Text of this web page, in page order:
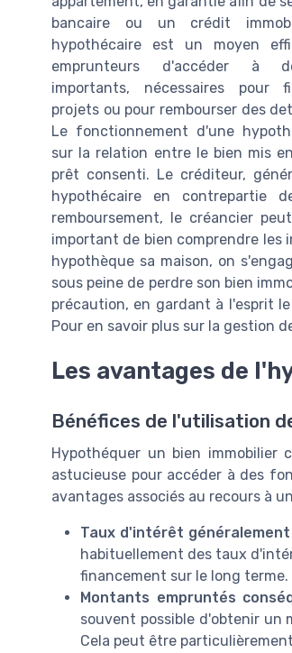
bancaire ou un crédit
hypothécaire est un moyen
emprunteurs d'accéder à
importants, nécessaires pour
projets ou pour rembourser des
Le fonctionnement d'une
sur la relation entre le bien mis
prêt consenti. Le créditeur,
hypothécaire en contrepartie
remboursement, le créancier
important de bien comprendre les
hypothèque sa maison, on
sous peine de perdre son bien
précaution, en gardant à l'esprit
Pour en savoir plus sur la gestion
Les avantages de
Bénéfices de l'utilisation
Hypothéquer un bien immobilier
astucieuse pour accéder à des
avantages associés au recours à
Taux d'intérêt généralement
habituellement des taux
financement sur le long terme.
Montants empruntés
souvent possible d'obtenir un
Cela peut être